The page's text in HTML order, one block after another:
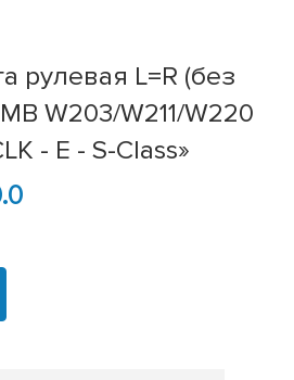
рулевая L=R (без
W203/W211/W220
- E - S-Class»